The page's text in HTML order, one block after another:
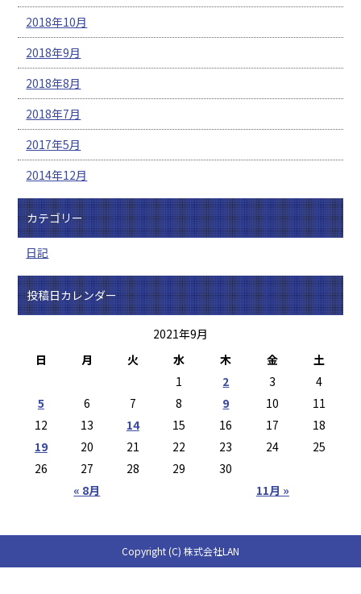
2018年10月
2018年9月
2018年8月
2018年7月
2017年5月
2014年12月
カテゴリー
日記
投稿日カレンダー
2021年9月
日
月 火 水 木 金 土
« 8月 11月 »
1 2 3
4
5
6 7 8 9 10
11
12
13 14 15 16 17
18
19
20 21 22 23 24
25
26
27 28 29 30
Copyright (C) 株式会社LAN